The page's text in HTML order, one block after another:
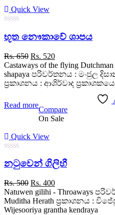
Quick View
out
of
5
භූත නෞකාවේ ශාපය
Rs.650 Original
price
was:
Rs. 650.
Rs. 520Current
price
is:
Rs. 520.
Castaways of the flying
shapaya පරිවර්තනය : මංජුල
ප්‍රකාශනය : ආශිර්වාද ප්‍රකාශකයෝ
Read more
Compare
On Sale
Quick View
out
5
නටුවෙන් ගිලිහී
Rs.500 Original
price
was:
Rs. 500.
Rs. 400Current
price
is:
Rs. 400.
Natuwen gilihi - Throaways
Muditha Herath ප්‍රකාශනය :
Wijesooriya grantha